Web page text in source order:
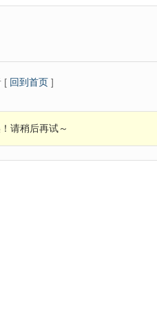
[ 回到首页 ]
请稍后再试～